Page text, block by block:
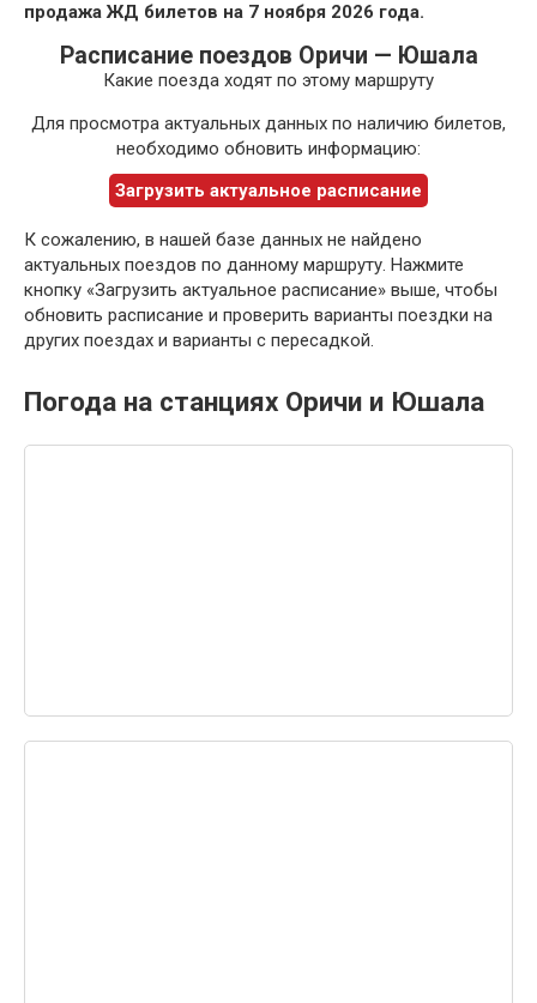
продажа ЖД билетов на 7 ноября 2026 года.
Расписание поездов Оричи — Юшала
Какие поезда ходят по этому маршруту
Для просмотра актуальных данных по наличию билетов,
необходимо обновить информацию:
Загрузить актуальное расписание
К сожалению, в нашей базе данных не найдено
актуальных поездов по данному маршруту. Нажмите
кнопку «Загрузить актуальное расписание» выше, чтобы
обновить расписание и проверить варианты поездки на
других поездах и варианты с пересадкой.
Погода на станциях Оричи и Юшала